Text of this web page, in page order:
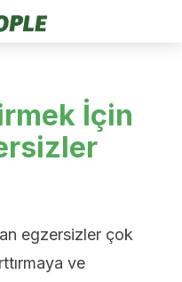
İçin
egzersizler çok
ve